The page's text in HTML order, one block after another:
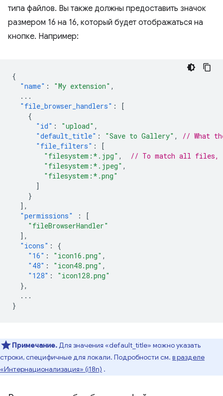
типа файлов. Вы также должны предоставить значок
размером 16 на 16, который будет отображаться на
кнопке. Например:
{
"name" : "My extension" ,
...
"file_browser_handlers" :
[
{
"id" : "upload" ,
"default_title" : "Save to Gallery" ,
// What
"file_filters" :
[
"filesystem:*.jpg" ,
// To match all files,
"filesystem:*.jpeg" ,
"filesystem:*.png"
]
}
],
"permissions"
:
[
"fileBrowserHandler"
],
"icons" :
{
"16" : "icon16.png" ,
"48" : "icon48.png" ,
"128" :
"icon128.png"
},
...
}
Примечание.Для значения «default_title» можно указать
строки, специфичные для локали. Подробности см. в разделе
«Интернационализация» (i18n) .